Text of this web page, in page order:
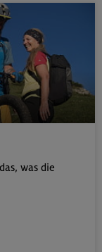
Dürrkarhorn
was die